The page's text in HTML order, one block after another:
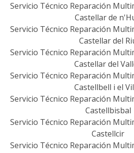
Servicio Técnico Reparación
Castellar de
Servicio Técnico Reparación
Castellar del
Servicio Técnico Reparación
Castellar del
Servicio Técnico Reparación
Castellbell i el
Servicio Técnico Reparación
Castellbisbal
Servicio Técnico Reparación
Castellcir
Servicio Técnico Reparación